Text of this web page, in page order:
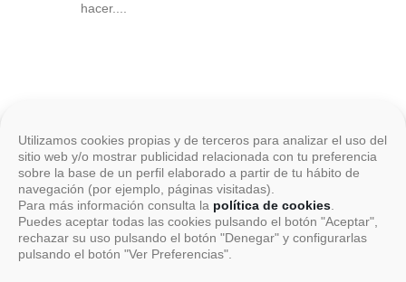
Utilizamos cookies propias y de terceros para analizar el uso del
sitio web y/o mostrar publicidad relacionada con tu preferencia
sobre la base de un perfil elaborado a partir de tu hábito de
navegación (por ejemplo, páginas visitadas).
Para más información consulta la política de cookies
Puedes aceptar todas las cookies pulsando el botón "Aceptar",
rechazar su uso pulsando el botón "Denegar" y configurarlas
pulsando el botón "Ver Preferencias".
hacer....